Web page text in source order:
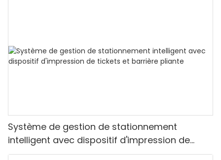
Système de gestion de stationnement
intelligent avec dispositif d'impression de
tickets et barrière pliante